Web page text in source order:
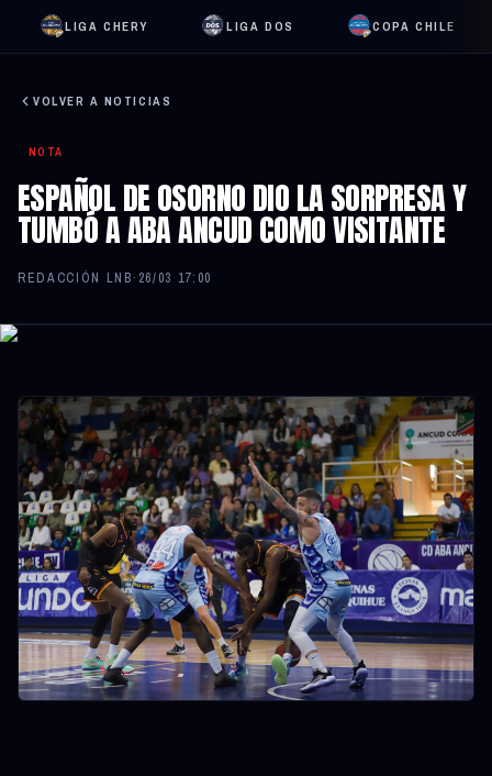
LIGA CHERY LIGA DOS COPA CHILE
VOLVER A NOTICIAS
NOTA
ESPAÑOL DE OSORNO DIO LA SORPRESA Y
TUMBÓ A ABA ANCUD COMO VISITANTE
REDACCIÓN LNB· 26/03 17:00